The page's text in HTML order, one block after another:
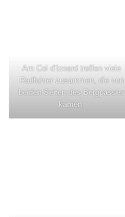
Am Col d’Izoard treffen viele
Radfahrer zusammen, die von
beiden Seiten des Bergpasses
kamen.